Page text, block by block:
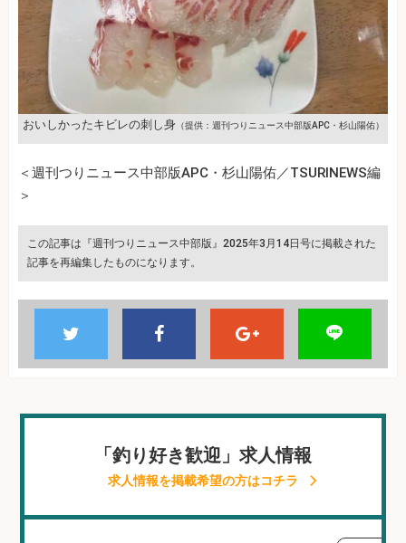
おいしかったキビレの刺し身（提供：週刊つりニュース中部版APC・杉山陽佑）
＜週刊つりニュース中部版APC・杉山陽佑／TSURINEWS編
＞
この記事は『週刊つりニュース中部版』2025年3月14日号に掲載された
記事を再編集したものになります。
「釣り好き歓迎」求人情報
求人情報を掲載希望の方はコチラ